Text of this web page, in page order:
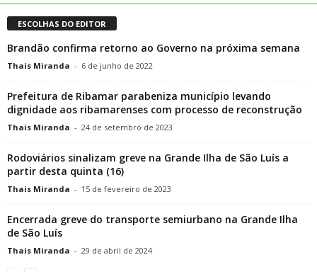
ESCOLHAS DO EDITOR
Brandão confirma retorno ao Governo na próxima semana
Thais Miranda - 6 de junho de 2022
Prefeitura de Ribamar parabeniza município levando
dignidade aos ribamarenses com processo de reconstrução
Thais Miranda - 24 de setembro de 2023
Rodoviários sinalizam greve na Grande Ilha de São Luís a
partir desta quinta (16)
Thais Miranda - 15 de fevereiro de 2023
Encerrada greve do transporte semiurbano na Grande Ilha
de São Luís
Thais Miranda - 29 de abril de 2024